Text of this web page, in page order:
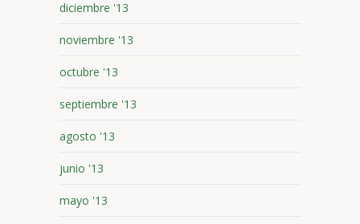
diciembre '13
noviembre '13
octubre '13
septiembre '13
agosto '13
junio '13
mayo '13